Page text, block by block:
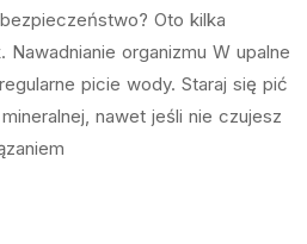
Oto kilka
organizmu W upalne
picie wody. Staraj się pić
nawet jeśli nie czujesz